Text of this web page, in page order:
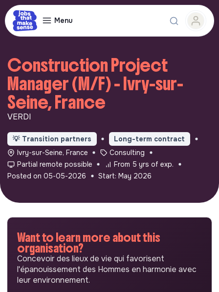
Menu
Construction Project
Manager (M/F) - Ivry-sur-
Seine, France
VERDI
💡 Transition partners
Long-term contract
Ivry-sur-Seine, France
Consulting
Partial remote possible
From 5 yrs of exp.
Posted on 05-05-2026
Start: May 2026
Want to learn more about this
organisation?
Concevoir des lieux de vie qui favorisent
l'épanouissement des Hommes en harmonie avec
leur environnement.